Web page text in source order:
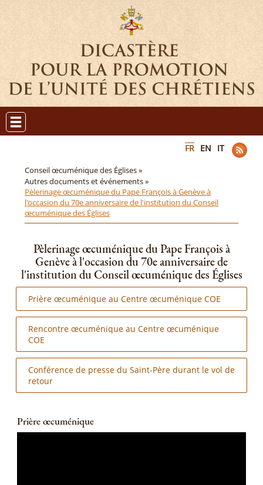
FR EN IT
Conseil œcuménique des Églises »
Autres documents et événements »
Pèlerinage œcuménique du Pape François à Genève à
l'occasion du 70e anniversaire de l'institution du Conseil
œcuménique des Églises
Pèlerinage œcuménique du Pape François à
Genève à l'occasion du 70e anniversaire de
l'institution du Conseil œcuménique des Églises
Prière œcuménique au Centre œcuménique COE
Rencontre œcuménique au Centre œcuménique
COE
Conférence de presse du Saint-Père durant le vol de
retour
Prière œcuménique